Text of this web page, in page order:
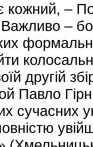
кожний, –
–
другій
Павло
сучасних